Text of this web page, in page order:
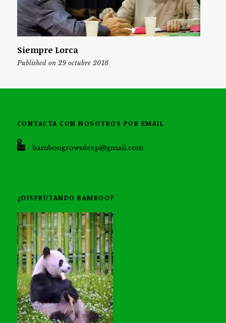
Siempre Lorca
Published on 29 octubre 2018
CONTACTA CON NOSOTROS POR EMAIL
bamboogrowsdeep@gmail.com
¿DISFRUTANDO BAMBOO?